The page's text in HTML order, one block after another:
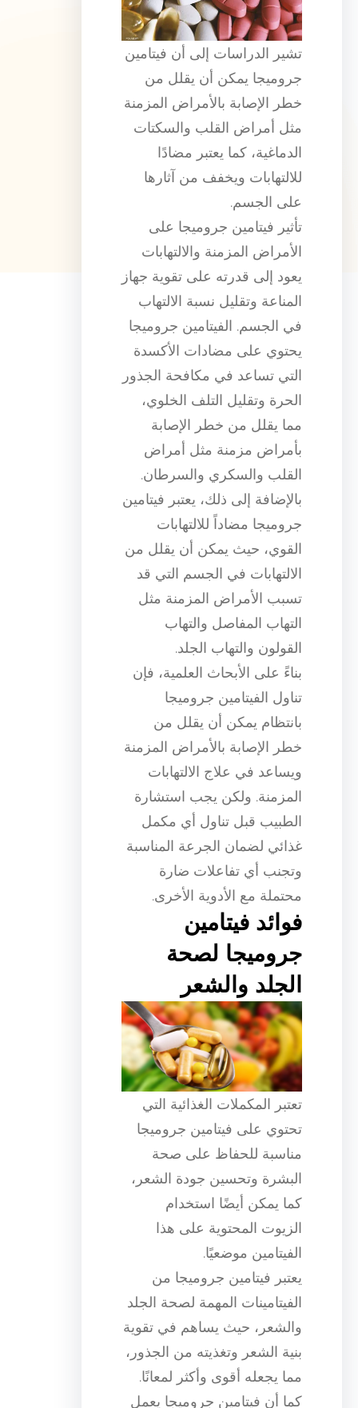
تشير الدراسات إلى أن فيتامين
جروميجا يمكن أن يقلل من
خطر الإصابة بالأمراض المزمنة
مثل أمراض القلب والسكتات
الدماغية، كما يعتبر مضادًا
للالتهابات ويخفف من آثارها
على الجسم.
تأثير فيتامين جروميجا على
الأمراض المزمنة والالتهابات
يعود إلى قدرته على تقوية جهاز
المناعة وتقليل نسبة الالتهاب
في الجسم. الفيتامين جروميجا
يحتوي على مضادات الأكسدة
التي تساعد في مكافحة الجذور
الحرة وتقليل التلف الخلوي،
مما يقلل من خطر الإصابة
بأمراض مزمنة مثل أمراض
القلب والسكري والسرطان.
بالإضافة إلى ذلك، يعتبر فيتامين
جروميجا مضاداً للالتهابات
القوي، حيث يمكن أن يقلل من
الالتهابات في الجسم التي قد
تسبب الأمراض المزمنة مثل
التهاب المفاصل والتهاب
القولون والتهاب الجلد.
بناءً على الأبحاث العلمية، فإن
تناول الفيتامين جروميجا
بانتظام يمكن أن يقلل من
خطر الإصابة بالأمراض المزمنة
ويساعد في علاج الالتهابات
المزمنة. ولكن يجب استشارة
الطبيب قبل تناول أي مكمل
غذائي لضمان الجرعة المناسبة
وتجنب أي تفاعلات ضارة
محتملة مع الأدوية الأخرى.
فوائد فيتامين
جروميجا لصحة
الجلد والشعر
تعتبر المكملات الغذائية التي
تحتوي على فيتامين جروميجا
مناسبة للحفاظ على صحة
البشرة وتحسين جودة الشعر،
كما يمكن أيضًا استخدام
الزيوت المحتوية على هذا
الفيتامين موضعيًا.
يعتبر فيتامين جروميجا من
الفيتامينات المهمة لصحة الجلد
والشعر، حيث يساهم في تقوية
بنية الشعر وتغذيته من الجذور،
مما يجعله أقوى وأكثر لمعانًا.
كما أن فيتامين جروميجا يعمل